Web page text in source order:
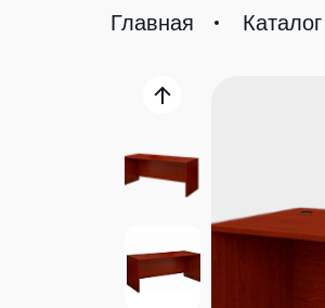
Главная Каталог